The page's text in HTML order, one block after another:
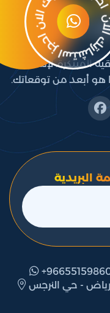
لإنشاء
هو أبعد من توقعاتك.
البريدية
- حي النرجس